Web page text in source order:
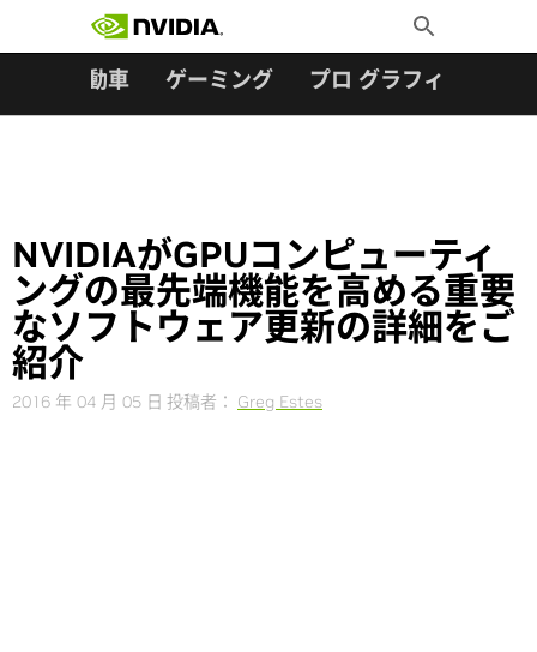
Toggle
Search
自動車 ゲーミング プロ グラフィックス
NVIDIAがGPUコンピューティ
ングの最先端機能を高める重要
なソフトウェア更新の詳細をご
紹介
2016 年 04 月 05 日 投稿者： Greg Estes